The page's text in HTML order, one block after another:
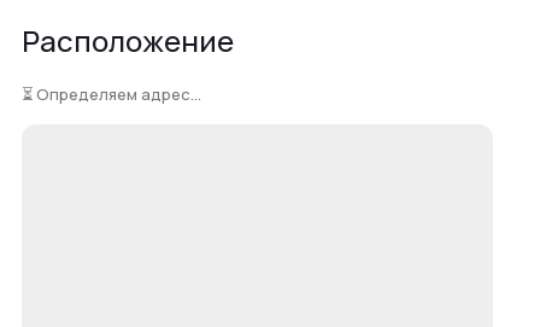
Расположение
⏳ Определяем адрес...